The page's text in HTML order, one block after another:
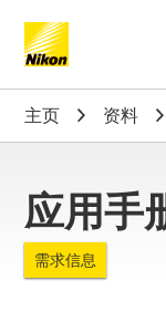
Search
主页 资料
应用手
需求信息